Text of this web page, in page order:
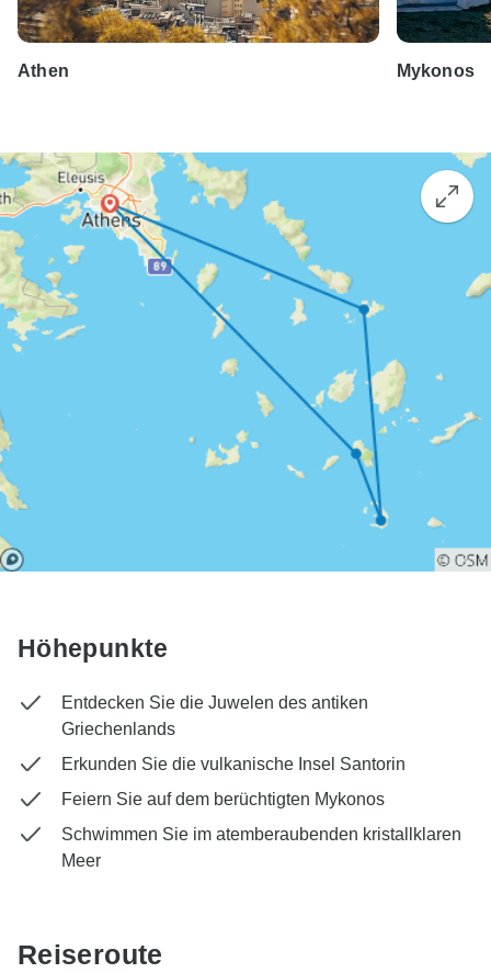
Athen Mykonos
Höhepunkte
Entdecken Sie die Juwelen des antiken
Griechenlands
Erkunden Sie die vulkanische Insel Santorin
Feiern Sie auf dem berüchtigten Mykonos
Schwimmen Sie im atemberaubenden kristallklaren
Meer
Reiseroute